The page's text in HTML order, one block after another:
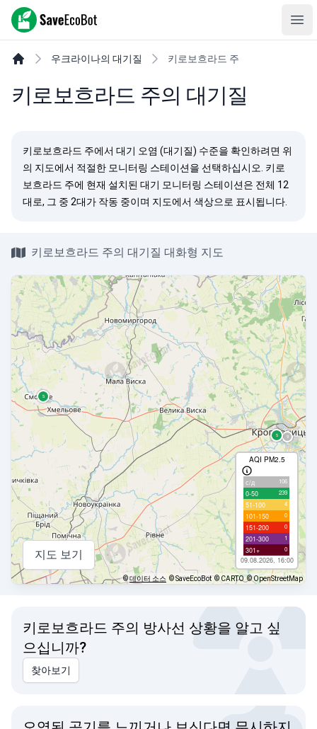
SaveEcoBot
우크라이나의 대기질 키로보흐라드 주
키로보흐라드 주의 대기질
키로보흐라드 주에서 대기 오염 (대기질) 수준을 확인하려면 위
의 지도에서 적절한 모니터링 스테이션을 선택하십시오. 키로
보흐라드 주에 현재 설치된 대기 모니터링 스테이션은 전체 12
대로, 그 중 2대가 작동 중이며 지도에서 색상으로 표시됩니다.
키로보흐라드 주의 대기질 대화형 지도
AQI PM2.5
с/д 106
0-50 239
51-100 4
101-150 0
151-200 0
201-300 1
301+ 0
09.08.2026, 16:00
지도 보기
©데이터 소스 © SaveEcoBot © CARTO © OpenStreetMap
키로보흐라드 주의 방사선 상황을 알고 싶
으십니까?
찾아보기